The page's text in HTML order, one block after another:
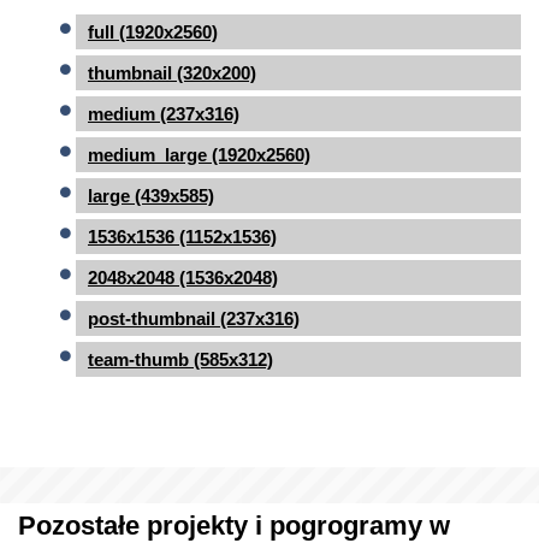
full (1920x2560)
thumbnail (320x200)
medium (237x316)
medium_large (1920x2560)
large (439x585)
1536x1536 (1152x1536)
2048x2048 (1536x2048)
post-thumbnail (237x316)
team-thumb (585x312)
Pozostałe projekty i pogrogramy w